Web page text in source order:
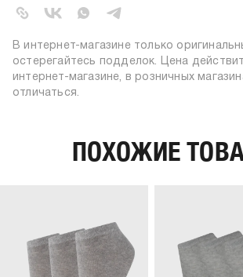
коллекция:
цвет:
светло-серый
состав:
72% хлопок;
эластан
узор:
В интернет-магазине только
остерегайтесь подделок. Цена
интернет-магазине, в розничных
отличаться.
ПОХОЖИЕ